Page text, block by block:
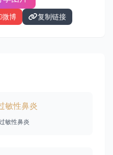
微博 复制链接
敏性鼻炎
敏性鼻炎